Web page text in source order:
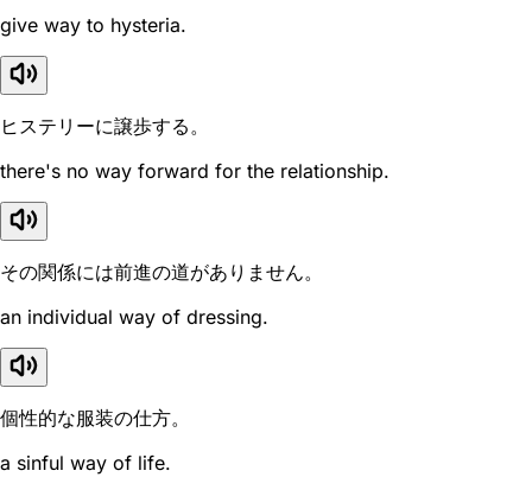
give way to hysteria.
ヒステリーに譲歩する。
there's no way forward for the relationship.
その関係には前進の道がありません。
an individual way of dressing.
個性的な服装の仕方。
a sinful way of life.